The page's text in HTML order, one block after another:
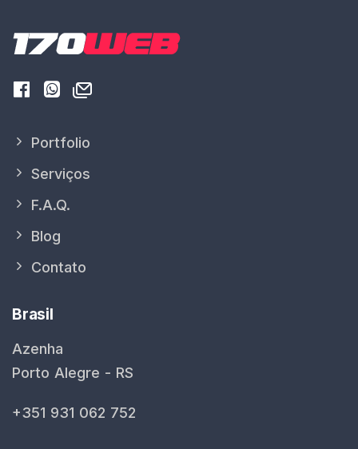
Portfolio
Serviços
F.A.Q.
Blog
Contato
Brasil
Azenha
Porto Alegre - RS
+351 931 062 752